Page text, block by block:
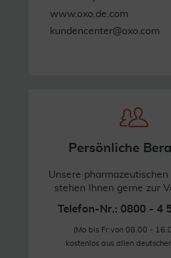
www.oxo.de.com
kundencenter@oxo.com
Persönliche
Unsere pharmazeutischen
stehen Ihnen gerne zur
Telefon-Nr.: 0800 - 4
(Mo bis Fr von 08.00 -
kostenlos aus allen